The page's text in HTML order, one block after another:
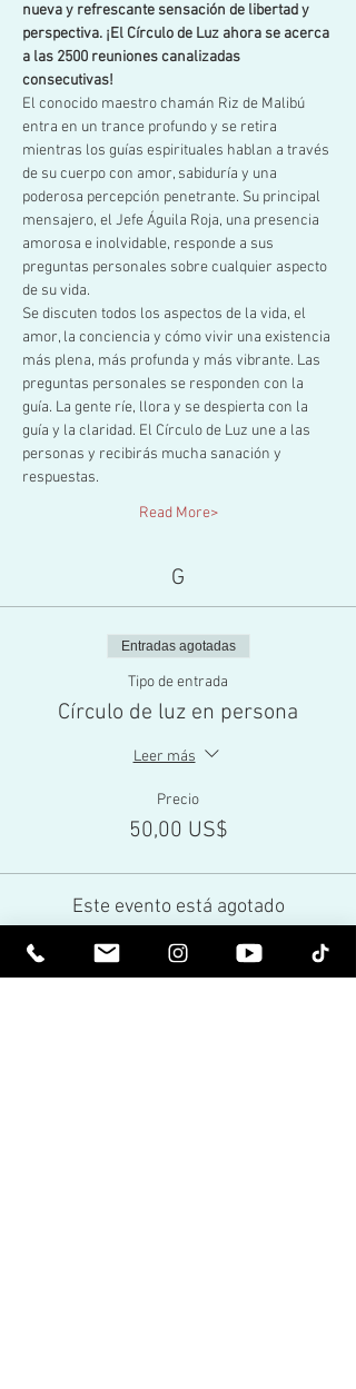
nueva y refrescante sensación de libertad y
perspectiva. ¡El Círculo de Luz ahora se acerca
a las 2500 reuniones canalizadas
consecutivas!
El conocido maestro chamán Riz de Malibú
entra en un trance profundo y se retira
mientras los guías espirituales hablan a través
de su cuerpo con amor, sabiduría y una
poderosa percepción penetrante. Su principal
mensajero, el Jefe Águila Roja, una presencia
amorosa e inolvidable, responde a sus
preguntas personales sobre cualquier aspecto
de su vida.
Se discuten todos los aspectos de la vida, el
amor, la conciencia y cómo vivir una existencia
más plena, más profunda y más vibrante. Las
preguntas personales se responden con la
guía. La gente ríe, llora y se despierta con la
guía y la claridad. El Círculo de Luz une a las
personas y recibirás mucha sanación y
respuestas.
Read More>
G
Entradas agotadas
Tipo de entrada
Círculo de luz en persona
Leer más
Precio
50,00 US$
Este evento está agotado